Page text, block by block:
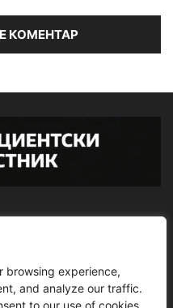
browsing experience,
and analyze our traffic.
to our use of cookies.
НИ